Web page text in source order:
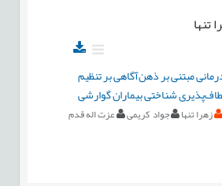
مبتنی بر ذهن‌آگاهی بر تنظیم
شناختی بیماران گوارشی
زهرا تنها جواد کریمی
عزت اله قدم